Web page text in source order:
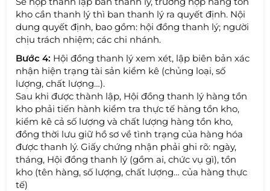
kho cần thanh lý thì ban thanh lý ra quyết định. Nội
dung quyết định, bao gồm: hội đồng thanh lý; người
chịu trách nhiệm; các chi nhánh.
Bước 4: Hội đồng thanh lý xem xét, lập biên bản xác
nhận hiện trạng tài sản kiểm kê (chủng loại, số
lượng, chất lượng…).
Sau khi được thành lập, Hội đồng thanh lý hàng tồn
kho phải tiến hành kiểm tra thực tế hàng tồn kho,
kiểm kê cả số lượng và chất lượng hàng tồn kho,
đồng thời lưu giữ hồ sơ về tình trạng của hàng hóa
được thanh lý. Giấy chứng nhận phải ghi rõ: ngày,
tháng, Hội đồng thanh lý (gồm ai, chức vụ gì), tồn
kho (tên hàng, số lượng, chất lượng… của hàng thực
tế)